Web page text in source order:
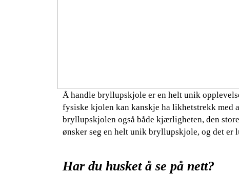
Å handle bryllupskjole er en helt unik
fysiske kjolen kan kanskje ha likhetstrekk med
bryllupskjolen også både kjærligheten, den
ønsker seg en helt unik bryllupskjole, og det er
Har du husket å se på nett?